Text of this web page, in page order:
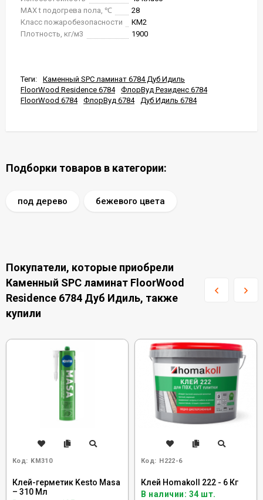
MAX t подогрева пола, ℃
28
Класс пожаробезопасности
КМ2
Плотность, кг/м3
1900
Теги:
Каменный SPC ламинат 6784 Дуб Идиль
FloorWood Residence 6784
ФлорВуд Резиденс 6784
FloorWood 6784
ФлорВуд 6784 Дуб Идиль 6784
Подборки товаров в категории:
под дерево бежевого цвета
Покупатели, которые приобрели
Каменный SPC ламинат FloorWood
Residence 6784 Дуб Идиль, также
купили
Код: KM310
Клей-герметик Kesto Masa
– 310 Мл
Код: H222-6
Клей Homakoll 222 - 6 Кг
В наличии: 34 шт.